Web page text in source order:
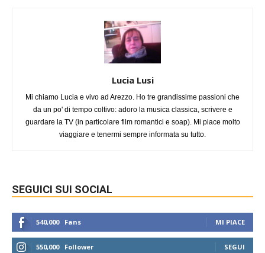
Lucia Lusi
Mi chiamo Lucia e vivo ad Arezzo. Ho tre grandissime passioni che
da un po' di tempo coltivo: adoro la musica classica, scrivere e
guardare la TV (in particolare film romantici e soap). Mi piace molto
viaggiare e tenermi sempre informata su tutto.
SEGUICI SUI SOCIAL
540,000 Fans MI PIACE
550,000 Follower SEGUI